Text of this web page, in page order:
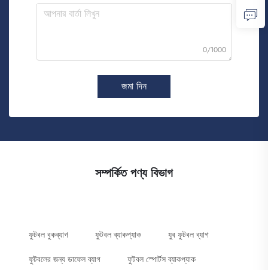
0/1000
জমা দিন
সম্পর্কিত পণ্য বিভাগ
ফুটবল বুকব্যাগ ফুটবল ব্যাকপ্যাক যুব ফুটবল ব্যাগ
ফুটবলের জন্য ডাফেল ব্যাগ ফুটবল স্পোর্টস ব্যাকপ্যাক